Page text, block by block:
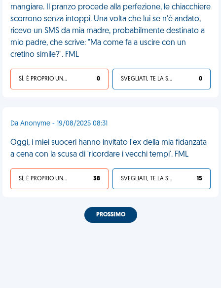
mangiare. Il pranzo procede alla perfezione, le chiacchiere
scorrono senza intoppi. Una volta che lui se n'è andato,
ricevo un SMS da mia madre, probabilmente destinato a
mio padre, che scrive: "Ma come fa a uscire con un
cretino simile?". FML
SÌ, È PROPRIO UNA VDM! 0 SVEGLIATI, TE LA SEI CERCATA! 0
Da Anonyme - 19/08/2025 08:31
Oggi, i miei suoceri hanno invitato l'ex della mia fidanzata
a cena con la scusa di 'ricordare i vecchi tempi'. FML
SÌ, È PROPRIO UNA VDM! 38 SVEGLIATI, TE LA SEI CERCATA! 15
PROSSIMO